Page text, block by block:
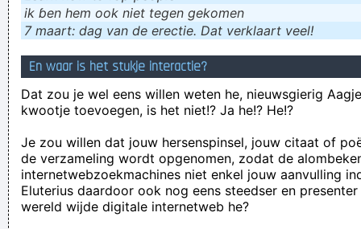
ik ɓen hem ook niet tegen gekomen
7 maart: dag van de erectie. Dat verklaart veel!
En waar is het stukje interactie?
Dat zou je wel eens willen weten he, nieuwsgierig
kwootje toevoegen, is het niet!? Ja he!? He!?
Je zou willen dat jouw hersenspinsel, jouw citaat of
de verzameling wordt opgenomen, zodat de
internetwebzoekmachines niet enkel jouw aanvulling
Eluterius daardoor ook nog eens steedser en
wereld wijde digitale internetweb he?